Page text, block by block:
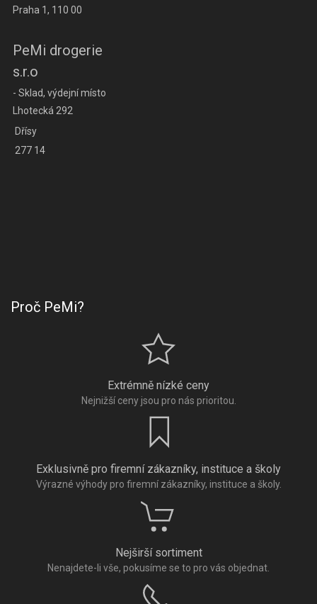
Praha 1, 110 00
PeMi drogerie
s.r.o
- Sklad, výdejní místo
Lhotecká 292
Dřísy
277 14
Proč PeMi?
Extrémně nízké ceny
Nejnižší ceny jsou pro nás prioritou.
Exklusivně pro firemní zákazníky, instituce a školy
Výrazné výhody pro firemní zákazníky, instituce a školy.
Nejširší sortiment
Nenajdete-li vše, pokusíme se to pro vás objednat.